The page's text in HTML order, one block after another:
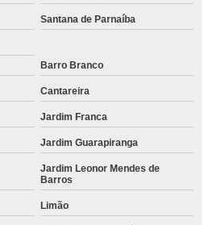
Santana de Parnaíba
Barro Branco
Cantareira
Jardim Franca
Jardim Guarapiranga
Jardim Leonor Mendes de
Barros
Limão